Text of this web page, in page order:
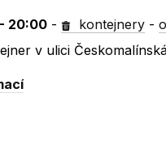
20:00 - kontejnery -
v ulici